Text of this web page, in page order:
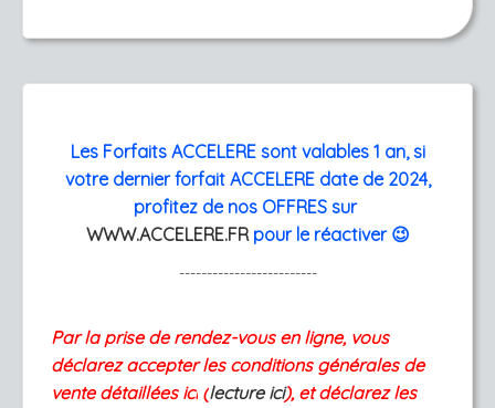
Les Forfaits ACCELERE sont valables 1 an, si
votre dernier forfait ACCELERE date de 2024,
profitez de nos OFFRES sur
WWW.ACCELERE.FRpour le réactiver 😉
-------------------------
Par la prise de rendez-vous en ligne, vous
déclarez accepter les conditions générales de
vente détaillées ici (lecture ici), et déclarez les